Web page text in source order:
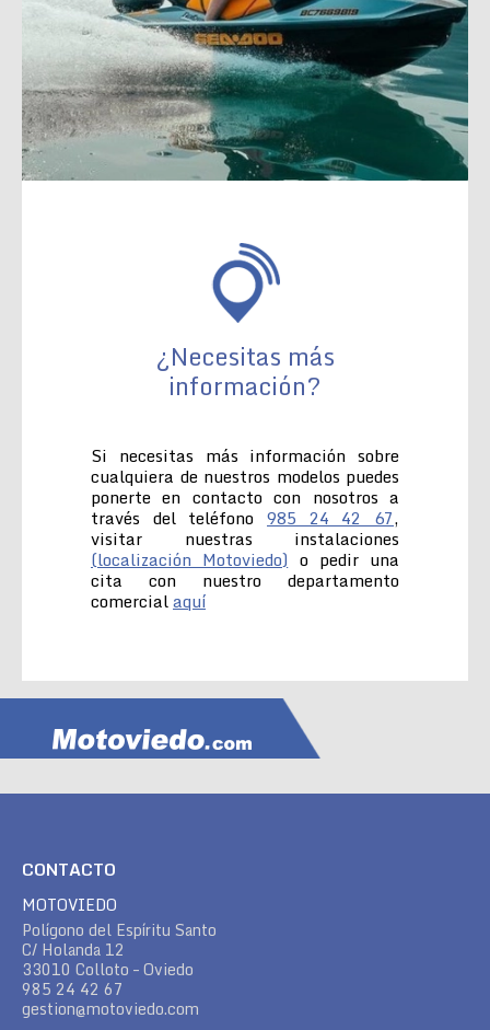
¿Necesitas más
información?
Si necesitas más información sobre
cualquiera de nuestros modelos puedes
ponerte en contacto con nosotros a
través del teléfono 985 24 42 67,
visitar nuestras instalaciones
(localización Motoviedo) o pedir una
cita con nuestro departamento
comercialaquí
CONTACTO
MOTOVIEDO
Polígono del Espíritu Santo
C/ Holanda 12
33010 Colloto – Oviedo
985 24 42 67
gestion@motoviedo.com